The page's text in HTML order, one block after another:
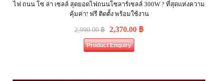
ไฟ ถนน โซ ล่า เซลล์ สุดยอดไฟถนนโซลาร์เซลล์ 300W ? ที่สุดแห่งความ
คุ้มค่า! ฟรี ติดตั้ง พร้อมใช้งาน
2,990.00฿ 2,370.00 ฿
Product Enquiry